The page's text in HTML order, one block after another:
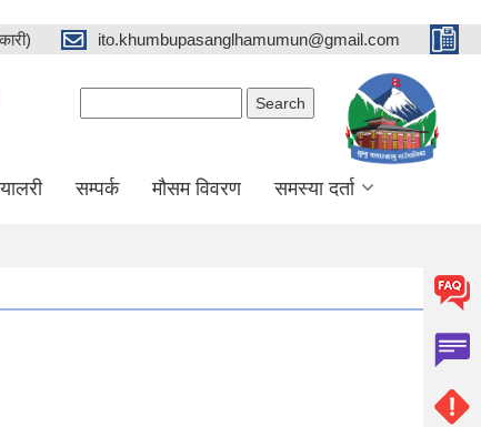
ito.khumbupasanglhamumun@gmail.com
सम्पर्क मौसम विवरण समस्या दर्ता